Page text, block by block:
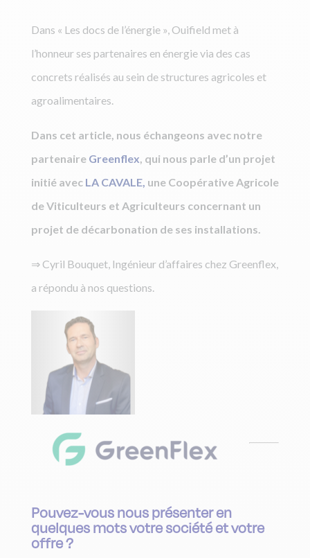
Dans « Les docs de l’énergie », Ouifield met à
l’honneur ses partenaires en énergie via des cas
concrets réalisés au sein de structures agricoles et
agroalimentaires.
Dans cet article, nous échangeons avec notre
partenaire Greenflex, qui nous parle d’un projet
initié avec LA CAVALE, une Coopérative Agricole
de Viticulteurs et Agriculteurs concernant un
projet de décarbonation de ses installations.
⇒ Cyril Bouquet, Ingénieur d’affaires chez Greenflex,
a répondu à nos questions.
Pouvez-vous nous présenter en
quelques mots votre société et votre
offre ?